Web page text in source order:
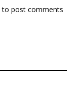
to post comments